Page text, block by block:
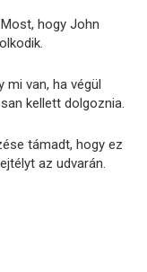
hogy John
van, ha végül
kellett dolgoznia.
támadt, hogy ez
az udvarán.